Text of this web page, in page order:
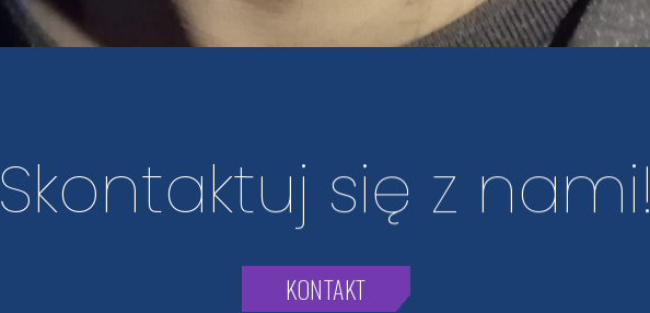
Skontaktuj się z nami!
KONTAKT